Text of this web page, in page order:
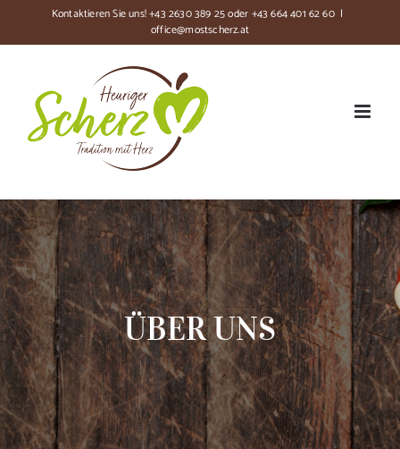
Inhalt
Kontaktieren Sie uns!+43 2630 389 25oder +43 664 401 62 60 |
office@mostscherz.at
ÜBER UNS